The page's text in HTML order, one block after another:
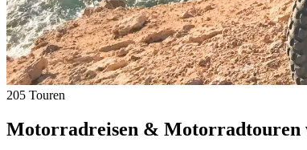
205 Touren
Motorradreisen & Motorradtouren